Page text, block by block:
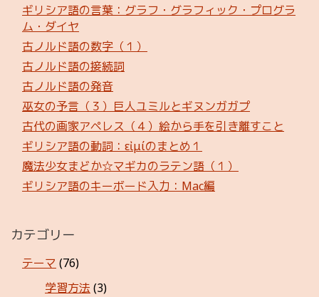
ギリシア語の言葉：グラフ・グラフィック・プログラ
ム・ダイヤ
古ノルド語の数字（１）
古ノルド語の接続詞
古ノルド語の発音
巫女の予言（３）巨人ユミルとギヌンガガプ
古代の画家アペレス（４）絵から手を引き離すこと
ギリシア語の動詞：εἰμίのまとめ１
魔法少女まどか☆マギカのラテン語（１）
ギリシア語のキーボード入力：Mac編
カテゴリー
テーマ (76)
学習方法 (3)